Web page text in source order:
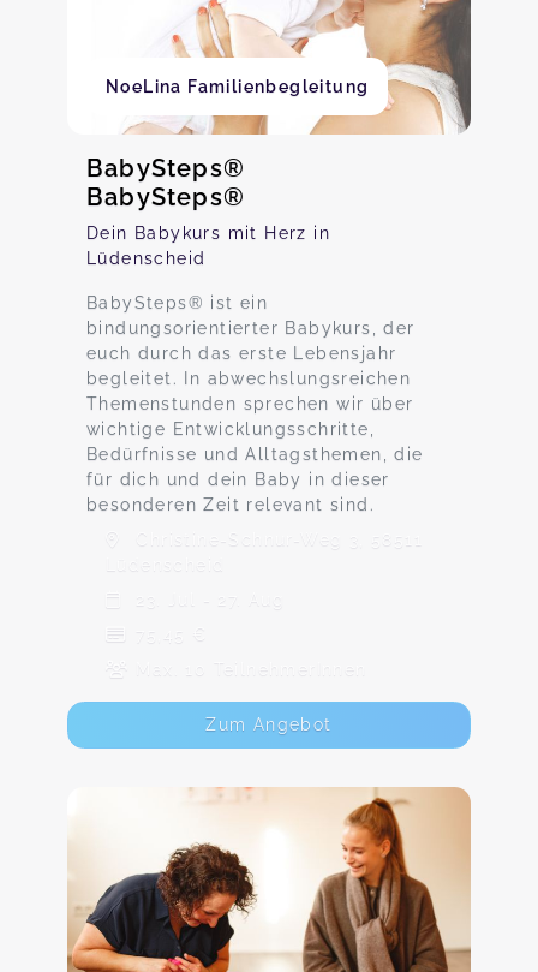
NoeLina Familienbegleitung
BabySteps®
BabySteps®
Dein Babykurs mit Herz in
Lüdenscheid
BabySteps® ist ein
bindungsorientierter Babykurs, der
euch durch das erste Lebensjahr
begleitet. In abwechslungsreichen
Themenstunden sprechen wir über
wichtige Entwicklungsschritte,
Bedürfnisse und Alltagsthemen, die
für dich und dein Baby in dieser
besonderen Zeit relevant sind.
Christine-Schnur-Weg 3, 58511
23. Jul - 27. Aug
75,45 €
Max. 10 TeilnehmerInnen
Zum Angebot